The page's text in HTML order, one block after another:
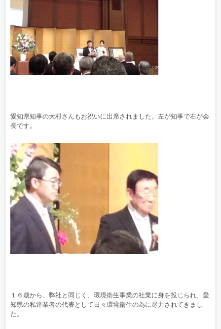
愛知県知事の大村さんもお祝いに出席されました。左が知事で右が会
長です。
１６歳から、弊社と同じく、環境衛生事業の社業に身を投じられ、愛
知県の私達業者の代表として日々環境衛生の為に尽力されてきまし
た。